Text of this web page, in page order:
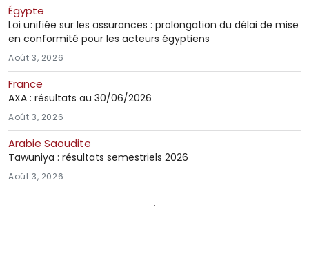
Égypte
Loi unifiée sur les assurances : prolongation du délai de mise
en conformité pour les acteurs égyptiens
Août 3, 2026
France
AXA : résultats au 30/06/2026
Août 3, 2026
Arabie Saoudite
Tawuniya : résultats semestriels 2026
Août 3, 2026